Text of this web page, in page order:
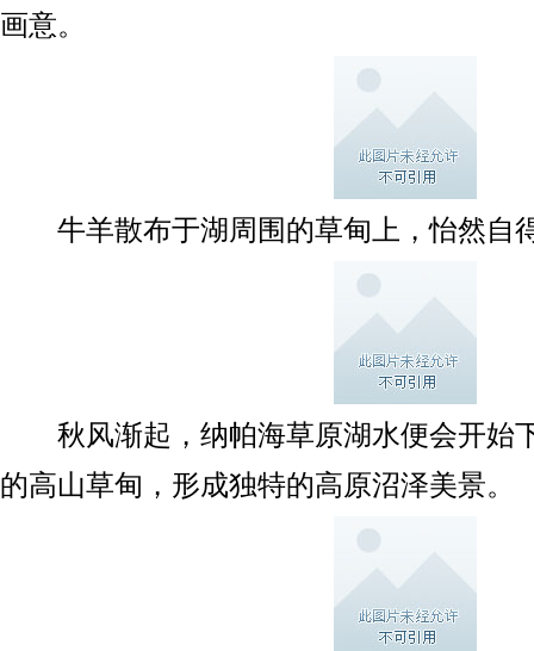
画意。
牛羊散布于湖周围的草甸上，怡然自
秋风渐起，纳帕海草原湖水便会开始
的高山草甸，形成独特的高原沼泽美景。